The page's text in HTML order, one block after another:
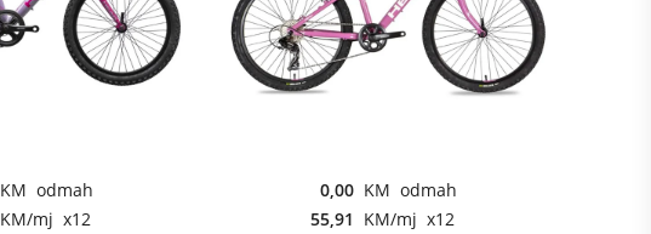
KM odmah
KM/mj x12
0,00 KM odmah
55,91 KM/mj x12